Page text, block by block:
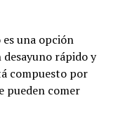
una opción
rápido y
compuesto por
pueden comer